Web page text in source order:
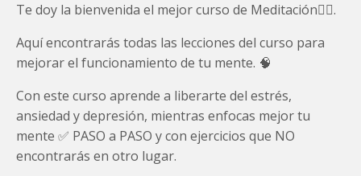
Te doy la bienvenida el mejor curso de Meditación🧘‍♀️.
Aquí encontrarás todas las lecciones del curso para
mejorar el funcionamiento de tu mente. 🧠
Con este curso aprende a liberarte del estrés,
ansiedad y depresión, mientras enfocas mejor tu
mente ✅ PASO a PASO y con ejercicios que NO
encontrarás en otro lugar.